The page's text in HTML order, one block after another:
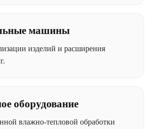
машины
изделий и расширения
оборудование
влажно-тепловой обработки